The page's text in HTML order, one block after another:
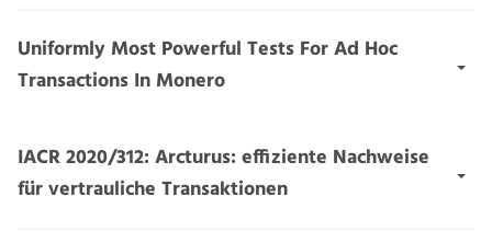
Uniformly Most Powerful Tests For Ad Hoc
Transactions In Monero
Kurzfassung:We introduce a general, low-cost, low-
power statistical test for transactions in transaction
IACR 2020/312: Arcturus: effiziente Nachweise
für vertrauliche Transaktionen